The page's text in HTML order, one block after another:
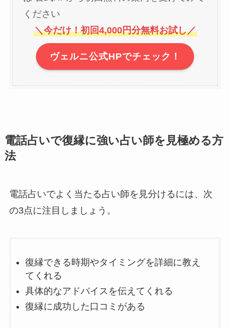
ください
＼今だけ！初回4,000円分無料お試し／
ヴェルニ公式HPでチェック！
電話占いで復縁に強い占い師を見極める方
法
電話占いでよく当たる占い師を見分けるには、次
の3点に注目しましょう。
復縁できる時期やタイミングを詳細に教え
てくれる
具体的なアドバイスを伝えてくれる
復縁に成功した口コミがある